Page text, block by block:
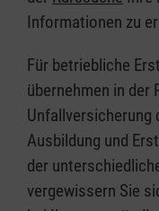
Informationen zu
Für betriebliche
übernehmen in der
Unfallversicherung
Ausbildung und
der
vergewissern Sie